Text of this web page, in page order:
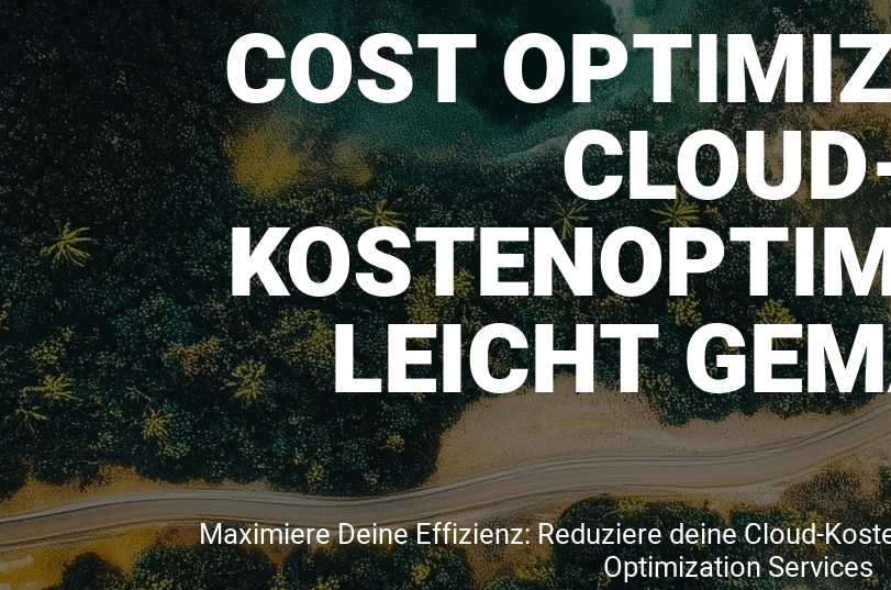
COST
LEICHT
Maximiere Deine Effizienz: Reduziere deine Cloud-
Optimization Services